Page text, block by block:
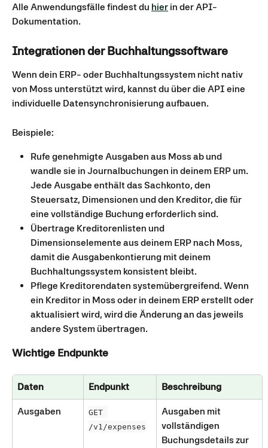
Alle Anwendungsfälle findest du hier in der API-
Dokumentation.
Integrationen der Buchhaltungssoftware
Wenn dein ERP- oder Buchhaltungssystem nicht nativ
von Moss unterstützt wird, kannst du über die API eine
individuelle Datensynchronisierung aufbauen.
Beispiele:
Rufe genehmigte Ausgaben aus Moss ab und
wandle sie in Journalbuchungen in deinem ERP um.
Jede Ausgabe enthält das Sachkonto, den
Steuersatz, Dimensionen und den Kreditor, die für
eine vollständige Buchung erforderlich sind.
Übertrage Kreditorenlisten und
Dimensionselemente aus deinem ERP nach Moss,
damit die Ausgabenkontierung mit deinem
Buchhaltungssystem konsistent bleibt.
Pflege Kreditorendaten systemübergreifend. Wenn
ein Kreditor in Moss oder in deinem ERP erstellt oder
aktualisiert wird, wird die Änderung an das jeweils
andere System übertragen.
Wichtige Endpunkte
Daten Endpunkt Beschreibung
Ausgaben
GET
/v1/expenses
Ausgaben mit
vollständigen
Buchungsdetails zur